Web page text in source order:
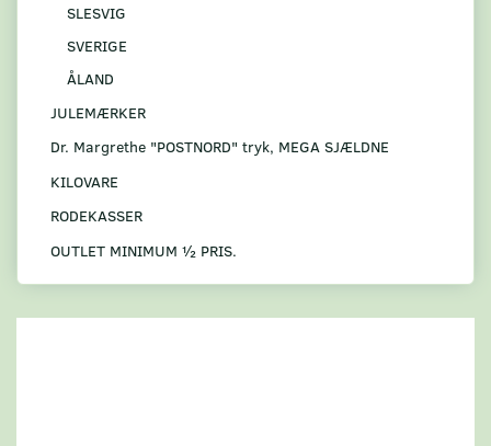
SLESVIG
SVERIGE
ÅLAND
JULEMÆRKER
Dr. Margrethe "POSTNORD" tryk, MEGA SJÆLDNE
KILOVARE
RODEKASSER
OUTLET MINIMUM ½ PRIS.